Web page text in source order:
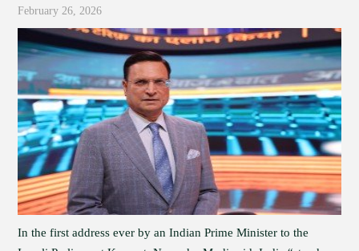
February 26, 2026
In the first address ever by an Indian Prime Minister to the